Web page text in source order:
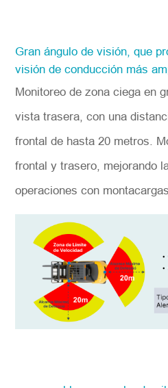
Gran ángulo de visión, que
visión de conducción más
Monitoreo de zona ciega en
vista trasera, con una
frontal de hasta 20 metros.
frontal y trasero, mejorando
operaciones con